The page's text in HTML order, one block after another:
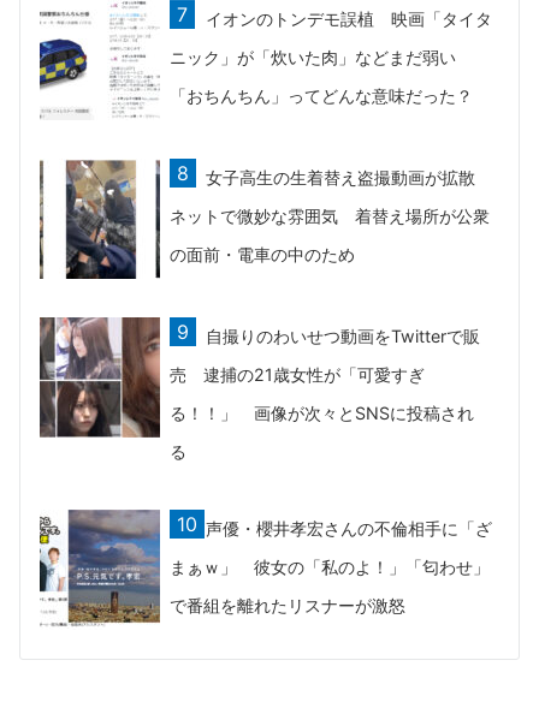
イオンのトンデモ誤植 映画「タイタ
ニック」が「炊いた肉」などまだ弱い
「おちんちん」ってどんな意味だった？
女子高生の生着替え盗撮動画が拡散
ネットで微妙な雰囲気 着替え場所が公衆
の面前・電車の中のため
自撮りのわいせつ動画をTwitterで販
売 逮捕の21歳女性が「可愛すぎ
る！！」 画像が次々とSNSに投稿され
る
声優・櫻井孝宏さんの不倫相手に「ざ
まぁｗ」 彼女の「私のよ！」「匂わせ」
で番組を離れたリスナーが激怒